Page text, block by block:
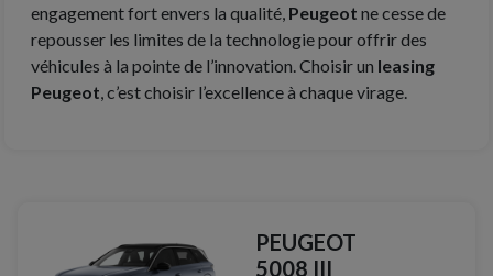
engagement fort envers la qualité, Peugeot ne cesse de
repousser les limites de la technologie pour offrir des
véhicules à la pointe de l’innovation. Choisir un leasing
Peugeot, c’est choisir l’excellence à chaque virage.
PEUGEOT
5008 III